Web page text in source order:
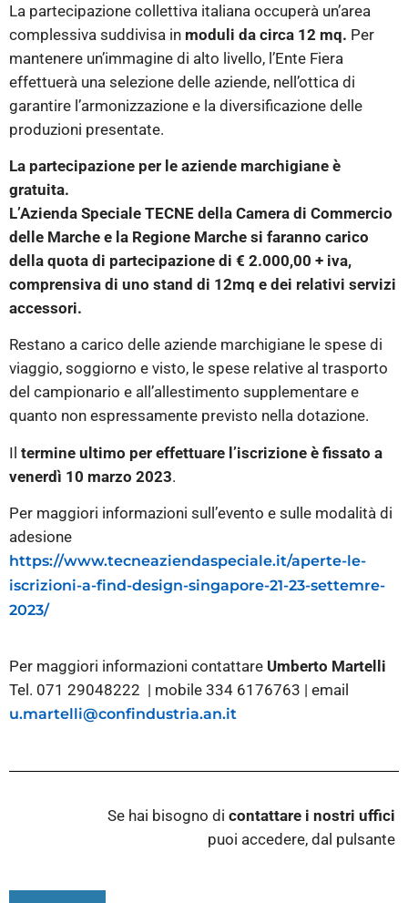
La partecipazione collettiva italiana occuperà un’area
complessiva suddivisa in moduli da circa 12 mq. Per
mantenere un’immagine di alto livello, l’Ente Fiera
effettuerà una selezione delle aziende, nell’ottica di
garantire l’armonizzazione e la diversificazione delle
produzioni presentate.
La partecipazione per le aziende marchigiane è
gratuita.
L’Azienda Speciale TECNE della Camera di Commercio
delle Marche e la Regione Marche si faranno carico
della quota di partecipazione di € 2.000,00 + iva,
comprensiva di uno stand di 12mq e dei relativi servizi
accessori.
Restano a carico delle aziende marchigiane le spese di
viaggio, soggiorno e visto, le spese relative al trasporto
del campionario e all’allestimento supplementare e
quanto non espressamente previsto nella dotazione.
Il termine ultimo per effettuare l’iscrizione è fissato a
venerdì 10 marzo 2023.
Per maggiori informazioni sull’evento e sulle modalità di
adesione
https://www.tecneaziendaspeciale.it/aperte-le-
iscrizioni-a-find-design-singapore-21-23-settemre-
2023/
Per maggiori informazioni contattare Umberto Martelli
Tel. 071 29048222 | mobile 334 6176763 | email
u.martelli@confindustria.an.it
Se hai bisogno di contattare i nostri uffici
puoi accedere, dal pulsante